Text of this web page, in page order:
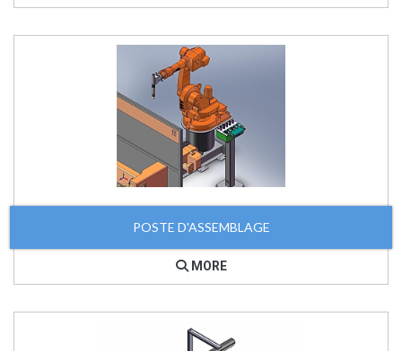
POSTE D'ASSEMBLAGE
MORE